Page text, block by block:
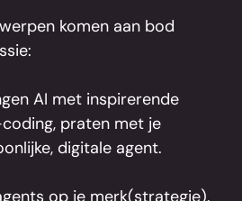
komen aan bod
AI met inspirerende
praten met je
digitale agent.